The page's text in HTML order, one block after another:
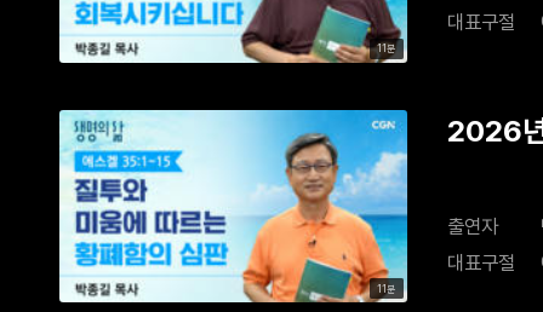
11분
대표구절
11분
2026
출연자
대표구절